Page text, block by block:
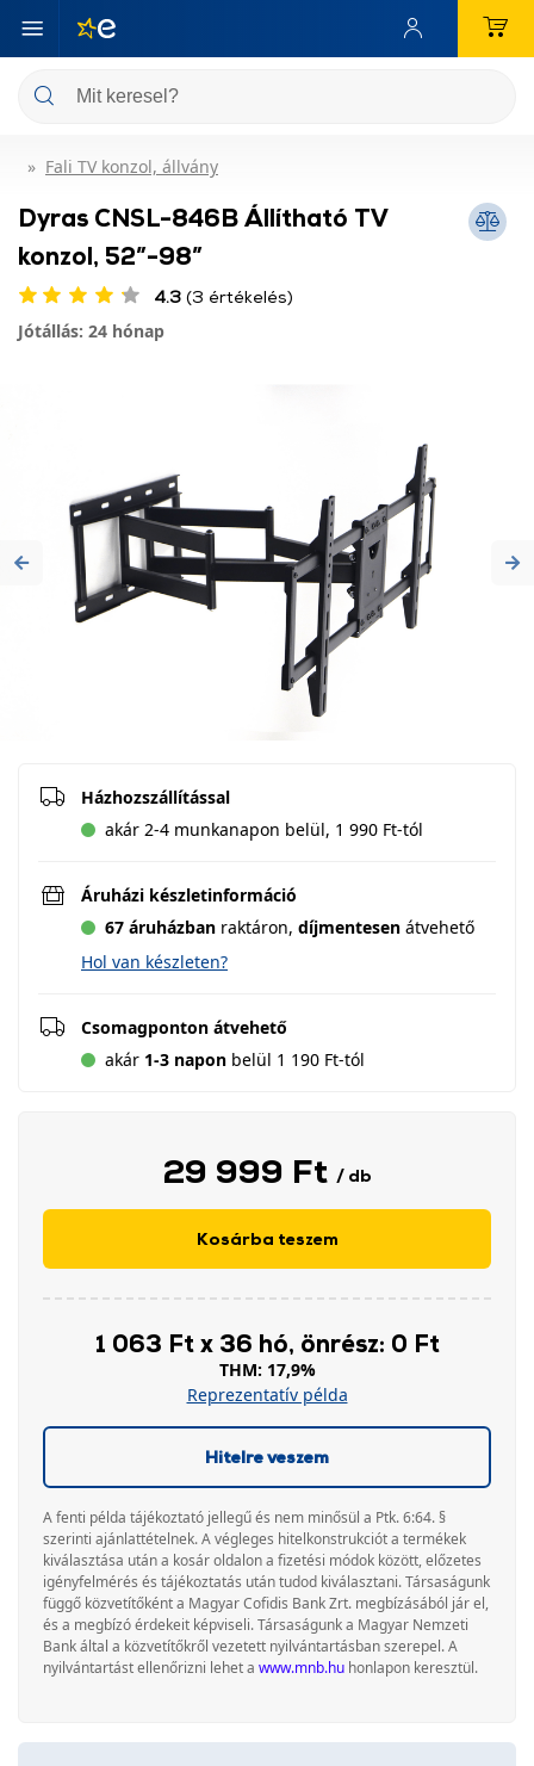
Fali TV konzol, állvány
Dyras CNSL-846B Állítható TV
konzol, 52”-98”
4.3 (3 értékelés)
Jótállás: 24 hónap
Previous
Házhozszállítással
akár 2-4 munkanapon belül, 1 990 Ft-tól
Áruházi készletinformáció
67 áruházban raktáron, díjmentesen átvehető
Hol van készleten?
Csomagponton átvehető
akár 1-3 napon belül 1 190 Ft-tól
29 999 Ft / db
Kosárba teszem
1 063 Ft x 36 hó, önrész: 0 Ft
THM: 17,9%
Reprezentatív példa
Hitelre veszem
A fenti példa tájékoztató jellegű és nem minősül a Ptk. 6:64. §
szerinti ajánlattételnek. A végleges hitelkonstrukciót a termékek
kiválasztása után a kosár oldalon a fizetési módok között, előzetes
igényfelmérés és tájékoztatás után tudod kiválasztani. Társaságunk
függő közvetítőként a Magyar Cofidis Bank Zrt. megbízásából jár el,
és a megbízó érdekeit képviseli. Társaságunk a Magyar Nemzeti
Bank által a közvetítőkről vezetett nyilvántartásban szerepel. A
nyilvántartást ellenőrizni lehet a www.mnb.hu honlapon keresztül.